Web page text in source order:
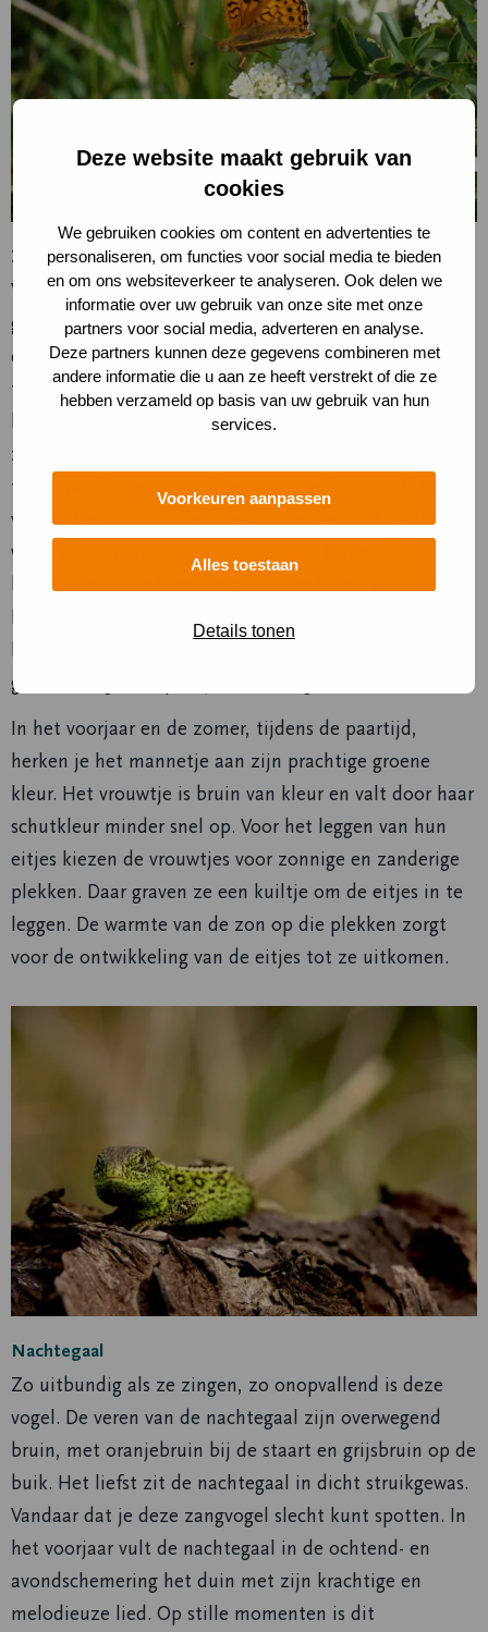
Deze website maakt gebruik van
cookies
We gebruiken cookies om content en advertenties te
personaliseren, om functies voor social media te bieden
en om ons websiteverkeer te analyseren. Ook delen we
informatie over uw gebruik van onze site met onze
partners voor social media, adverteren en analyse.
Deze partners kunnen deze gegevens combineren met
andere informatie die u aan ze heeft verstrekt of die ze
hebben verzameld op basis van uw gebruik van hun
services.
Voorkeuren aanpassen
Alles toestaan
Details tonen
Zandhagedis
Wist je dat de zandhagedis ook wel duinhagedis wordt
genoemd? Eigenlijk zou ‘duinhagedis’ beter zijn, want
de naam ‘zandhagedis’ klopt niet. Niet helemaal
tenminste. In de open stukken duinzand kom je deze
hagedis namelijk niet snel tegen. Al heeft de
zandhagedis zon nodig om op te warmen en zich goed
te kunnen bewegen, op die open plekken wordt het
veel te heet. Ook is de hagedis dan een makkelijke,
want goed zichtbare, prooi voor een torenvalk,
buizerd, ekster of vos. De zandhagedis zie je eerder
langs de randen van de open zandplekken,
gevaar dreigt, kruipt hij daar in weg.
In het voorjaar en de zomer, tijdens de paartijd,
herken je het mannetje aan zijn prachtige groene
kleur. Het vrouwtje is bruin van kleur en valt door haar
schutkleur minder snel op. Voor het leggen van hun
eitjes kiezen de vrouwtjes voor zonnige en zanderige
plekken. Daar graven ze een kuiltje om de eitjes in te
leggen. De warmte van de zon op die plekken zorgt
voor de ontwikkeling van de eitjes tot ze uitkomen.
Nachtegaal
Zo uitbundig als ze zingen, zo onopvallend is deze
vogel. De veren van de nachtegaal zijn overwegend
bruin, met oranjebruin bij de staart en grijsbruin op de
buik. Het liefst zit de nachtegaal in dicht struikgewas.
Vandaar dat je deze zangvogel slecht kunt spotten. In
het voorjaar vult de nachtegaal in de ochtend- en
avondschemering het duin met zijn krachtige en
melodieuze lied. Op stille momenten is dit